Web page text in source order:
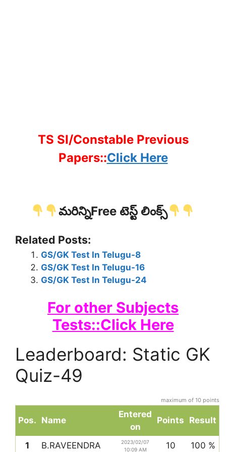
TS SI/Constable Previous
Papers::Click Here
మరిన్నిFree టెస్ట్ లింక్స్
Related Posts:
GS/GK Test In Telugu-8
GS/GK Test In Telugu-16
GS/GK Test In Telugu-24
For other Subjects
Tests::Click Here
Leaderboard: Static GK
Quiz-49
maximum of 10 points
Pos. Name
Entered
on
Points Result
1 B.RAVEENDRA
2023/02/07
10:09 AM
10 100 %